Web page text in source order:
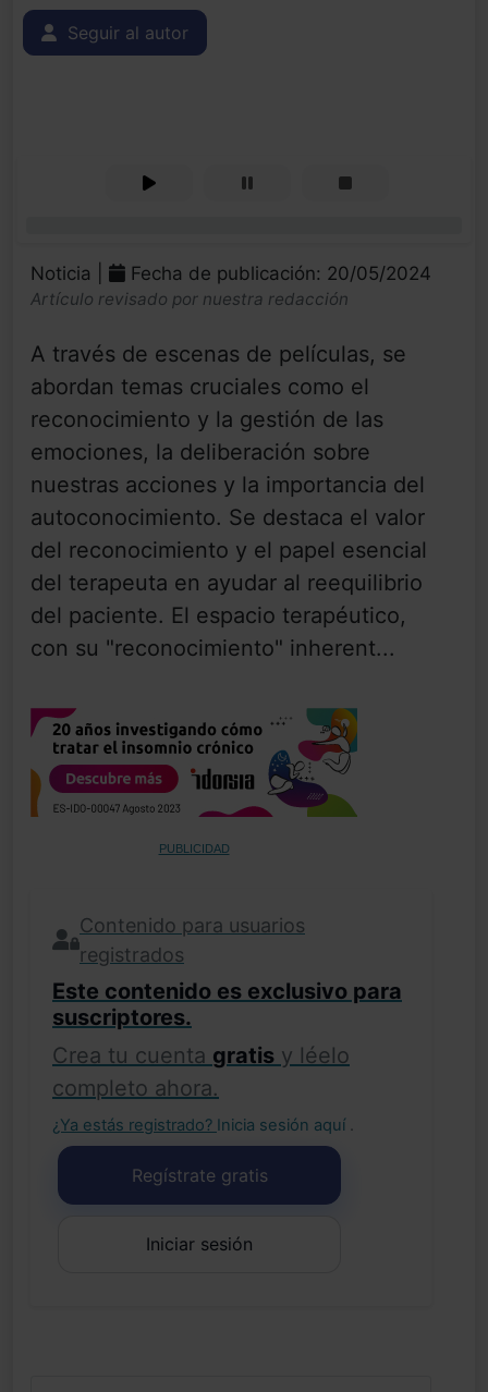
Seguir al autor
Noticia | Fecha de publicación: 20/05/2024
Artículo revisado por nuestra redacción
A través de escenas de películas, se
abordan temas cruciales como el
reconocimiento y la gestión de las
emociones, la deliberación sobre
nuestras acciones y la importancia del
autoconocimiento. Se destaca el valor
del reconocimiento y el papel esencial
del terapeuta en ayudar al reequilibrio
del paciente. El espacio terapéutico,
con su "reconocimiento" inherent...
PUBLICIDAD
Contenido para usuarios
registrados
Este contenido es exclusivo para
suscriptores.
Crea tu cuenta gratis y léelo
completo ahora.
¿Ya estás registrado? Inicia sesión aquí .
Regístrate gratis
Iniciar sesión